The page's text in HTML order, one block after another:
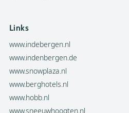
Links
www.indebergen.nl
www.indenbergen.de
www.snowplaza.nl
www.berghotels.nl
www.hobb.nl
www.sneeuwhoogten.nl